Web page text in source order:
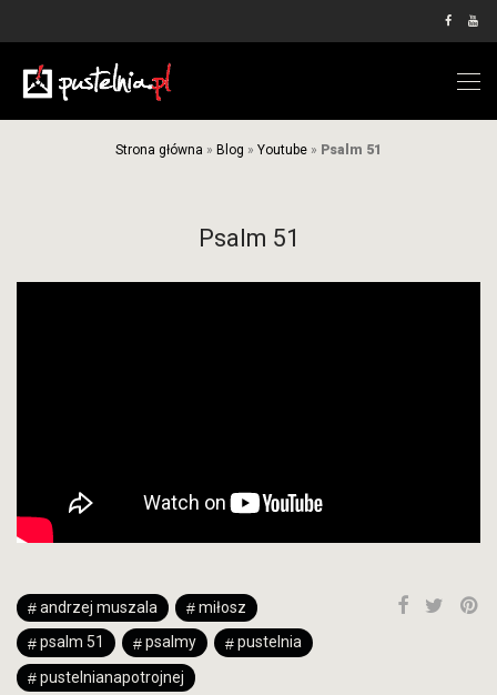
Strona główna » Blog » Youtube » Psalm 51
Psalm 51
andrzej muszala
miłosz
psalm 51
psalmy
pustelnia
pustelnianapotrojnej